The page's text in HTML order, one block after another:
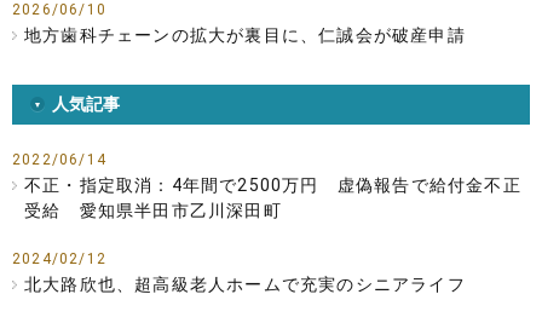
2026/06/10
地方歯科チェーンの拡大が裏目に、仁誠会が破産申請
人気記事
2022/06/14
不正・指定取消：4年間で2500万円 虚偽報告で給付金不正
受給 愛知県半田市乙川深田町
2024/02/12
北大路欣也、超高級老人ホームで充実のシニアライフ